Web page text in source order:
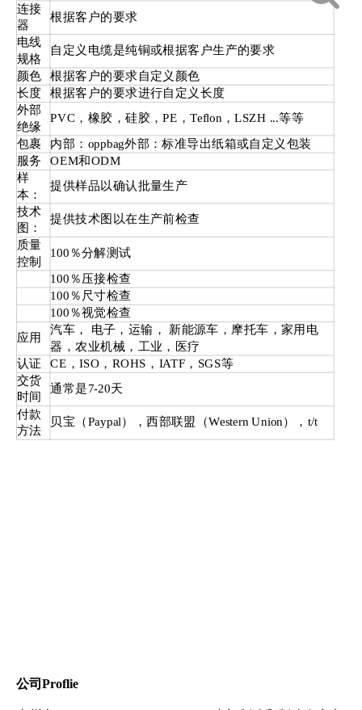
连接
器
根据客户的要求
电线
规格
自定义电缆是纯铜或根据客户生产的要求
颜色 根据客户的要求自定义颜色
长度
根据客户的要求进行自定义长度
外部
绝缘
PVC，橡胶，硅胶，PE，Teflon，LSZH ...等等
包裹
内部：oppbag外部：标准导出纸箱或自定义包装
服务
OEM和ODM
样
本：
提供样品以确认批量生产
技术
图：
提供技术图以在生产前检查
质量
控制
100％分解测试
100％压接检查
100％尺寸检查
100％视觉检查
应用
汽车， 电子，运输， 新能源车，摩托车，家用电
器，农业机械，工业，医疗
认证 CE，ISO，ROHS，IATF，SGS等
交货
时间
通常是7-20天
付款
方法
贝宝（Paypal），西部联盟（Western Union），t/t
公司Proflie